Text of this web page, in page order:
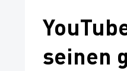
seinen